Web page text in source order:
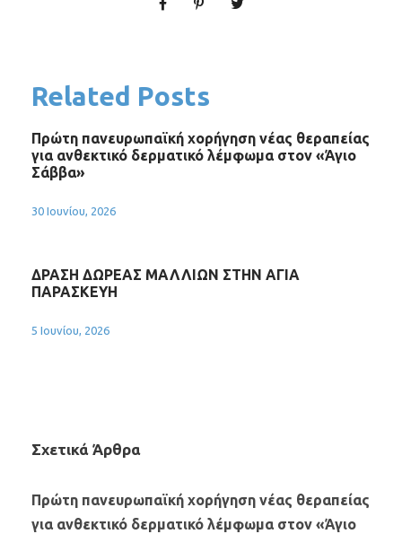
Related Posts
Πρώτη πανευρωπαϊκή χορήγηση νέας θεραπείας
για ανθεκτικό δερματικό λέμφωμα στον «Άγιο
Σάββα»
30 Ιουνίου, 2026
ΔΡΑΣΗ ΔΩΡΕΑΣ ΜΑΛΛΙΩΝ ΣΤΗΝ ΑΓΙΑ
ΠΑΡΑΣΚΕΥΗ
5 Ιουνίου, 2026
Σχετικά Άρθρα
Πρώτη πανευρωπαϊκή χορήγηση νέας θεραπείας
για ανθεκτικό δερματικό λέμφωμα στον «Άγιο